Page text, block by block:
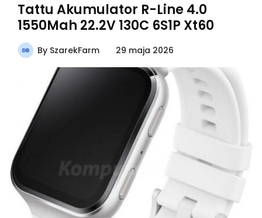
Tattu Akumulator R-Line 4.0
1550Mah 22.2V 130C 6S1P Xt60
By SzarekFarm 29 maja 2026